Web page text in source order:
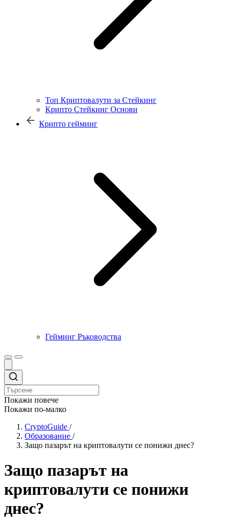
Топ Криптовалути за Стейкинг
Крипто Стейкинг Основи
Крипто гейминг
Гейминг Ръководства
Покажи повече
Покажи по-малко
CryptoGuide /
Образование /
Защо пазарът на криптовалути се понижи днес?
Защо пазарът на
криптовалути се понижи
днес?